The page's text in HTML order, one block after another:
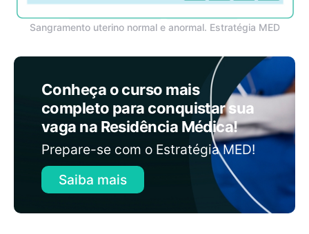
Sangramento uterino normal e anormal. Estratégia MED
Conheça o curso mais
completo para conquistar sua
vaga na Residência Médica!
Prepare-se com o Estratégia MED!
Saiba mais